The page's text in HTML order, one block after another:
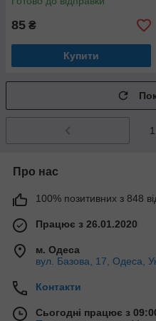
85 ₴
Купити
1
Про нас
100% позитивних з 848
Працює з 26.01.2020
м. Одеса
вул. Базова, 17, Одеса,
Контакти
Сьогодні працює з